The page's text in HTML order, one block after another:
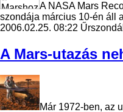
A NASA Mars
szondája március 10-én áll
2006.02.25. 08:22
A Mars-utazás
Már 1972-ben, az